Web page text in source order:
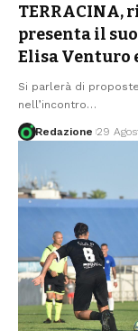
TERRACINA,
presenta il
Elisa Venturo
Si parlerà di
nell’incontro…
Redazione 29